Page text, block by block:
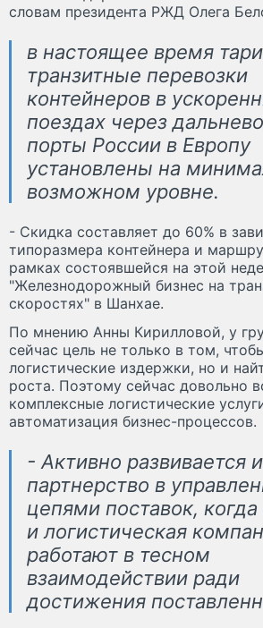
словам президента РЖД Олега
в настоящее время
транзитные перевозки
контейнеров в
поездах через
порты России в Европу
установлены на
возможном уровне.
- Скидка составляет до 60% в
типоразмера контейнера и
рамках состоявшейся на этой
"Железнодорожный бизнес на
скоростях" в Шанхае.
По мнению Анны Кирилловой, у
сейчас цель не только в том,
логистические издержки, но и
роста. Поэтому сейчас довольно
комплексные логистические
автоматизация бизнес-процессов.
- Активно развивается
партнерство в
цепями поставок, когда
и логистическая
работают в тесном
взаимодействии ради
достижения